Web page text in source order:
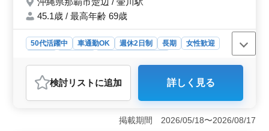
◎交通費支給 ◎土日祝休み 今までの経験を
おります！
45.1歳 / 最高年齢 69歳
50代活躍中 車通勤OK 週休2日制 長期
女性歓迎
おすすめポイント
＜メリット＞ 沖縄市楚辺に拠点を置く建築設計事務所
では、1級建築士を急募しています。この求人には多くの
魅力があります。まず、土日祝休みで長期間働ける環境
が整っています。また、建築の意匠設計経験者を対象に
検討リスト に追加 詳しく見る
掲載期間 2026/05/18〜2026/08/17